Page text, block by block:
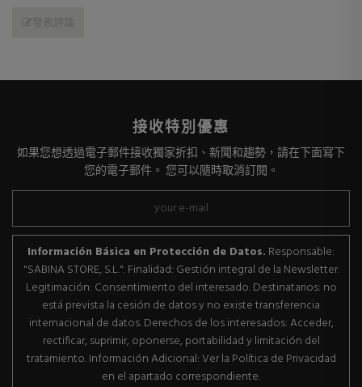
發表評論
接收特別優惠
如果您想透過電子郵件接收獨家折扣、新聞和趨勢，請在下面寫下
您的電子郵件。 您可以隨時取消訂閱。
Información Básica en Protección de Datos. Responsable:
"SABINA STORE, S.L.". Finalidad: Gestión integral de la Newsletter.
Legitimación: Consentimiento del interesado. Destinatarios: no
está prevista la cesión de datos y no existe transferencia
internacional de datos. Derechos de los interesados: Acceder,
rectificar, suprimir, oponerse, portabilidad y limitación del
tratamiento. Información Adicional: Ver la Política de Privacidad
en el apartado correspondiente.